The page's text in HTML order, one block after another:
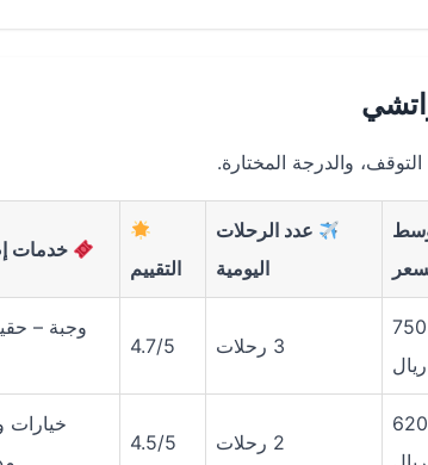
والدرجة المختارة.
عدد الرحلات
اليومية
التقييم
خدمات
ابتداءً من 750
ريال
3 رحلات 4.7/5
ابتداءً من 620
2 رحلات 4.5/5
خيارات